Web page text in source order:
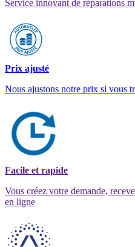
Service innovant de réparations
Prix ajusté
Nous ajustons notre prix si vous
Facile et rapide
Vous créez votre demande,
en ligne